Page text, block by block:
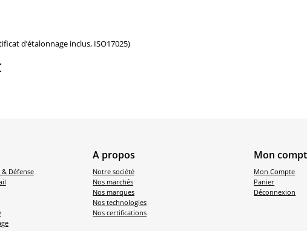
d’étalonnage inclus, ISO17025)
Défense
A propos
Notre société
Nos marchés
Nos marques
Nos technologies
Nos certifications
Mon
Mon Compte
Panier
Déconnexion